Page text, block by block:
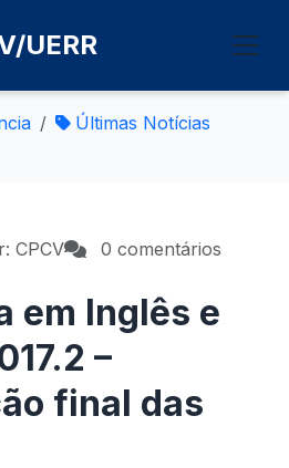
UERR
Últimas Notícias
CPCV 0 comentários
em Inglês e
–
final das